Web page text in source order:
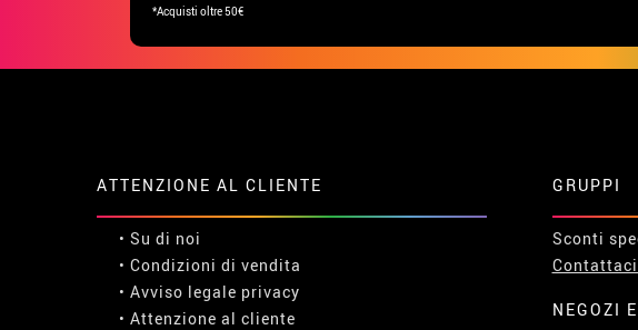
*Acquisti oltre 50€
ATTENZIONE AL CLIENTE
• Su di noi
• Condizioni di vendita
• Avviso legale privacy
• Attenzione al cliente
GRUPPI
Sconti
NEGOZI